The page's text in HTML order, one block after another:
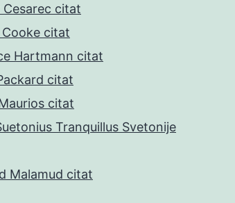
Cesarec citat
citat
Hartmann citat
citat
citat
Tranquillus Svetonije
Malamud citat